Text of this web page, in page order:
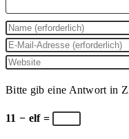
Gib
deinen
Namen
Benutzernamen
zum
Kommentieren
Gib
deine
Mail-
Adresse
Gib
Website-
URL
Bitte gib eine Antwort in
11 − elf =